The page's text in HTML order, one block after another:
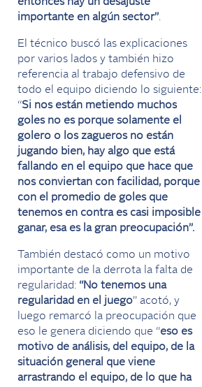
importante en algún sector”.
El técnico buscó las explicaciones
por varios lados y también hizo
referencia al trabajo defensivo de
todo el equipo diciendo lo siguiente:
“Si nos están metiendo muchos
goles no es porque solamente el
golero o los zagueros no están
jugando bien, hay algo que está
fallando en el equipo que hace que
nos conviertan con facilidad, porque
con el promedio de goles que
tenemos en contra es casi imposible
ganar, esa es la gran preocupación”.
También destacó como un motivo
importante de la derrota la falta de
regularidad: “No tenemos una
regularidad en el juego” acotó, y
luego remarcó la preocupación que
eso le genera diciendo que “eso es
motivo de análisis, del equipo, de la
situación general que viene
arrastrando el equipo, de lo que ha